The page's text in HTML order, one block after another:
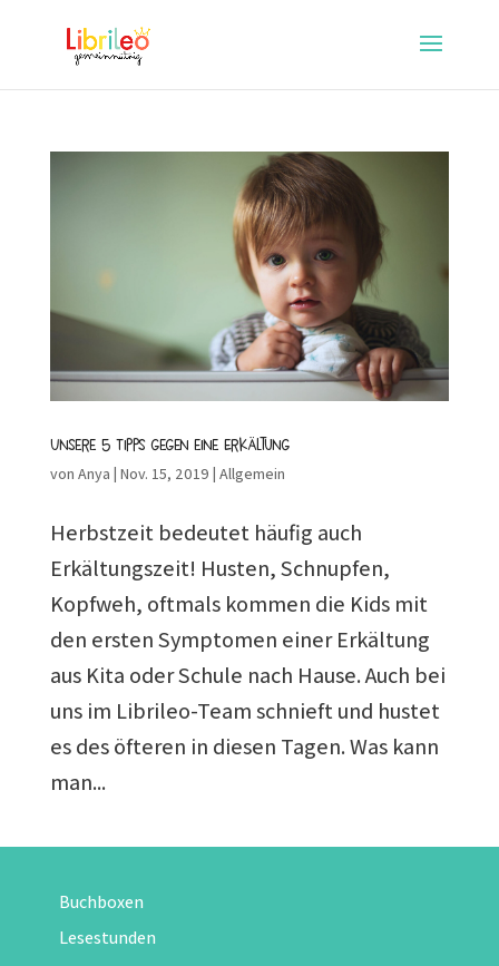
Unsere 5 Tipps gegen eine Erkältung
von Anya | Nov. 15, 2019 | Allgemein
Herbstzeit bedeutet häufig auch
Erkältungszeit! Husten, Schnupfen,
Kopfweh, oftmals kommen die Kids mit
den ersten Symptomen einer Erkältung
aus Kita oder Schule nach Hause. Auch bei
uns im Librileo-Team schnieft und hustet
es des öfteren in diesen Tagen. Was kann
man...
Buchboxen
Lesestunden